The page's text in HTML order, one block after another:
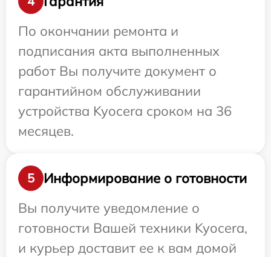
По окончании ремонта и
подписания акта выполненных
работ Вы получите документ о
гарантийном обслуживании
устройства Kyocera сроком на 36
месяцев.
5
Информирование о готовности
Вы получите уведомление о
готовности Вашей техники Kyocera,
и курьер доставит ее к вам домой